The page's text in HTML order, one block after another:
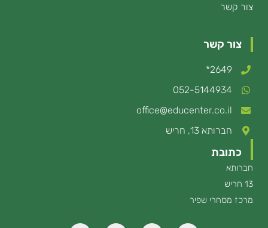
צור קשר
צור קשר
2649*
052-5144934
office@educenter.co.il
חברותא 13, חריש
כתובת
חברותא
מרכז מסחרי שפיר